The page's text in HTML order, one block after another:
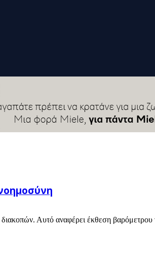
Αυτό αναφέρει έκθεση